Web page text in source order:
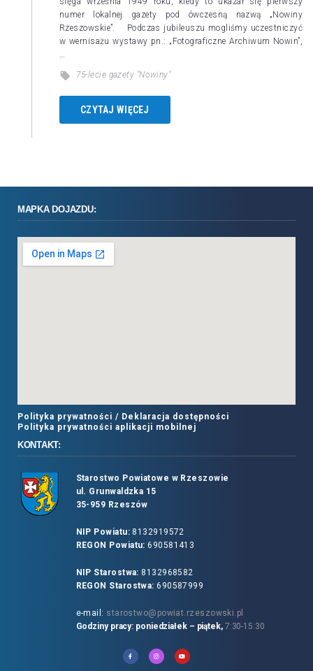
numer lokalnej gazety pod ówczesną nazwą „Nowiny
Rzeszowskie”. Podczas jubileuszu mogliśmy uczestniczyć
w wernisażu wystawy pn.: „Fotograficzne Archiwum Nowin”,
…
75-lecie gazety "Nowiny"
CZYTAJ WIĘCEJ
MAPKA DOJAZDU:
Polityka prywatności / Deklaracja dostępności
Polityka prywatności aplikacji mobilnej
KONTAKT:
Starostwo Powiatowe w Rzeszowie
ul. Grunwaldzka 15
35-959 Rzeszów
NIP Powiatu:8132919572
REGON Powiatu: 690581413
NIP Starostwa: 8132968582
REGON Starostwa: 690587999
e-mail: starostwo@powiat.rzeszowski.pl
Godziny pracy: poniedziałek – piątek, 7:30-15:30